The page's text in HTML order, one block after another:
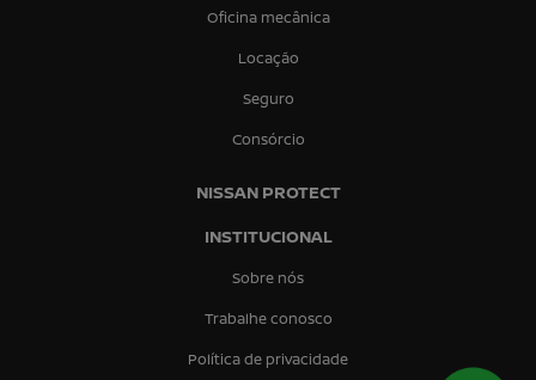
Oficina mecânica
Locação
Seguro
Consórcio
NISSAN PROTECT
INSTITUCIONAL
Sobre nós
Trabalhe conosco
Política de privacidade